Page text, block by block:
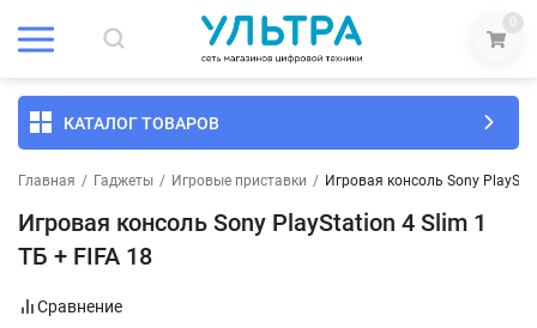
0
КАТАЛОГ ТОВАРОВ
Главная / Гаджеты / Игровые приставки / Игровая консоль Sony
Игровая консоль Sony PlayStation 4 Slim 1
ТБ + FIFA 18
Сравнение